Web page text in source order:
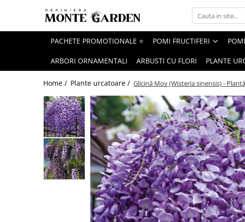
Pomi fructiferi
Vita de vie
Trandafiri
Conifere
Arbusti
Bulbi
Bulbi de Narcise
Bulbi de Crini
PACHETE PROMOTIONALE ⭐ POMI FRUCTIFERI
ARBORI ORNAMENTALI ARBUSTI CU FLORI PLANTE
Home / Plante urcatoare / Glicină Mov (Wisteria sinensis) -